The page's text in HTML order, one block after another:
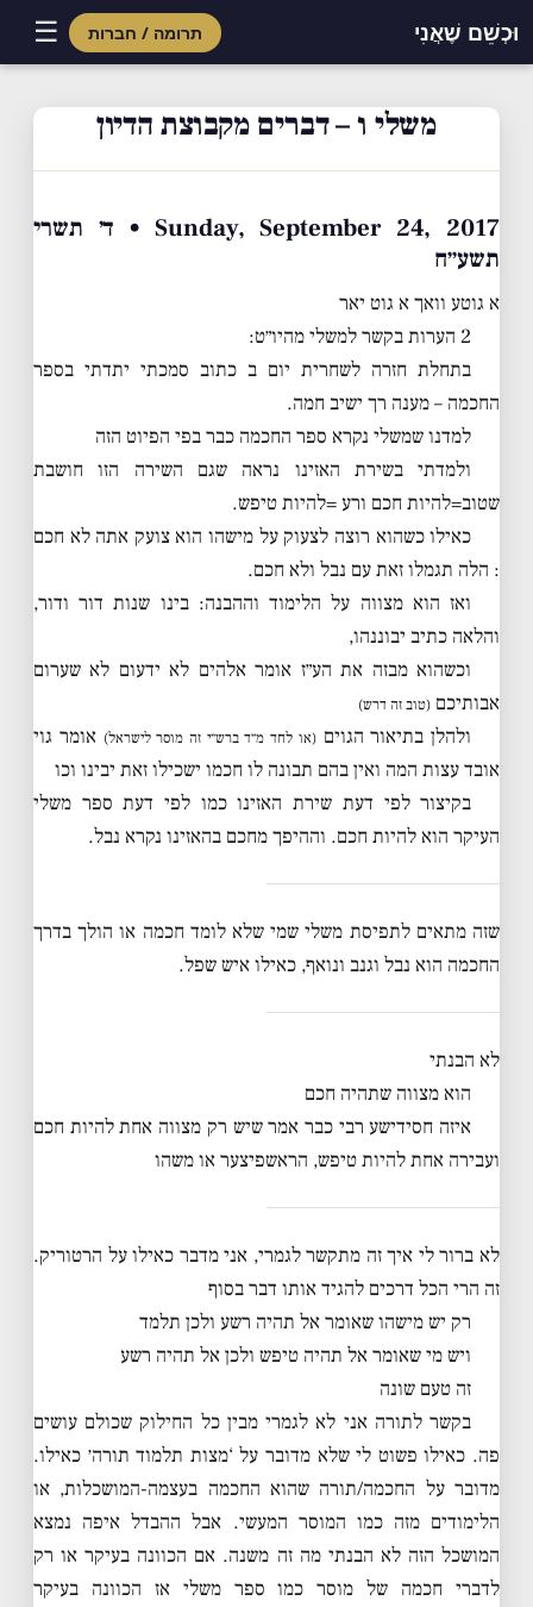
וּכְשֵׁם שֶׁאֲנִי תרומה / חברות ☰
משלי ו – דברים מקבוצת הדיון
Sunday, September 24, 2017 • ד׳ תשרי
תשע״ח
א גוטע וואך א גוט יאר
2 הערות בקשר למשלי מהיו״ט:
בתחלת חזרה לשחרית יום ב כתוב סמכתי יתדתי בספר
החכמה – מענה רך ישיב חמה.
למדנו שמשלי נקרא ספר החכמה כבר בפי הפיוט הזה
ולמדתי בשירת האזינו נראה שגם השירה הזו חושבת
שטוב=להיות חכם ורע =להיות טיפש.
כאילו כשהוא רוצה לצעוק על מישהו הוא צועק אתה לא חכם
: הלה תגמלו זאת עם נבל ולא חכם.
ואז הוא מצווה על הלימוד וההבנה: בינו שנות דור ודור,
והלאה כתיב יבוננהו,
וכשהוא מבזה את הע״ז אומר אלהים לא ידעום לא שערום
אבותיכם (טוב זה דרש)
ולהלן בתיאור הגוים(או לחד מ״ד ברש״י זה מוסר לישראל) אומר גוי
אובד עצות המה ואין בהם תבונה לו חכמו ישכילו זאת יבינו וכו
בקיצור לפי דעת שירת האזינו כמו לפי דעת ספר משלי
העיקר הוא להיות חכם. וההיפך מחכם בהאזינו נקרא נבל.
שזה מתאים לתפיסת משלי שמי שלא לומד חכמה או הולך בדרך
החכמה הוא נבל וגנב ונואף, כאילו איש שפל.
לא הבנתי
הוא מצווה שתהיה חכם
איזה חסידישע רבי כבר אמר שיש רק מצווה אחת להיות חכם
ועבירה אחת להיות טיפש, הראשפיצער או משהו
לא ברור לי איך זה מתקשר לגמרי, אני מדבר כאילו על הרטוריק.
זה הרי הכל דרכים להגיד אותו דבר בסוף
רק יש מישהו שאומר אל תהיה רשע ולכן תלמד
ויש מי שאומר אל תהיה טיפש ולכן אל תהיה רשע
זה טעם שונה
בקשר לתורה אני לא לגמרי מבין כל החילוק שכולם עושים
פה. כאילו פשוט לי שלא מדובר על ‘מצות תלמוד תורה׳ כאילו.
מדובר על החכמה/תורה שהוא החכמה בעצמה-המושכלות, או
הלימודים מזה כמו המוסר המעשי. אבל ההבדל איפה נמצא
המושכל הזה לא הבנתי מה זה משנה. אם הכוונה בעיקר או רק
לדברי חכמה של מוסר כמו ספר משלי אז הכוונה בעיקר